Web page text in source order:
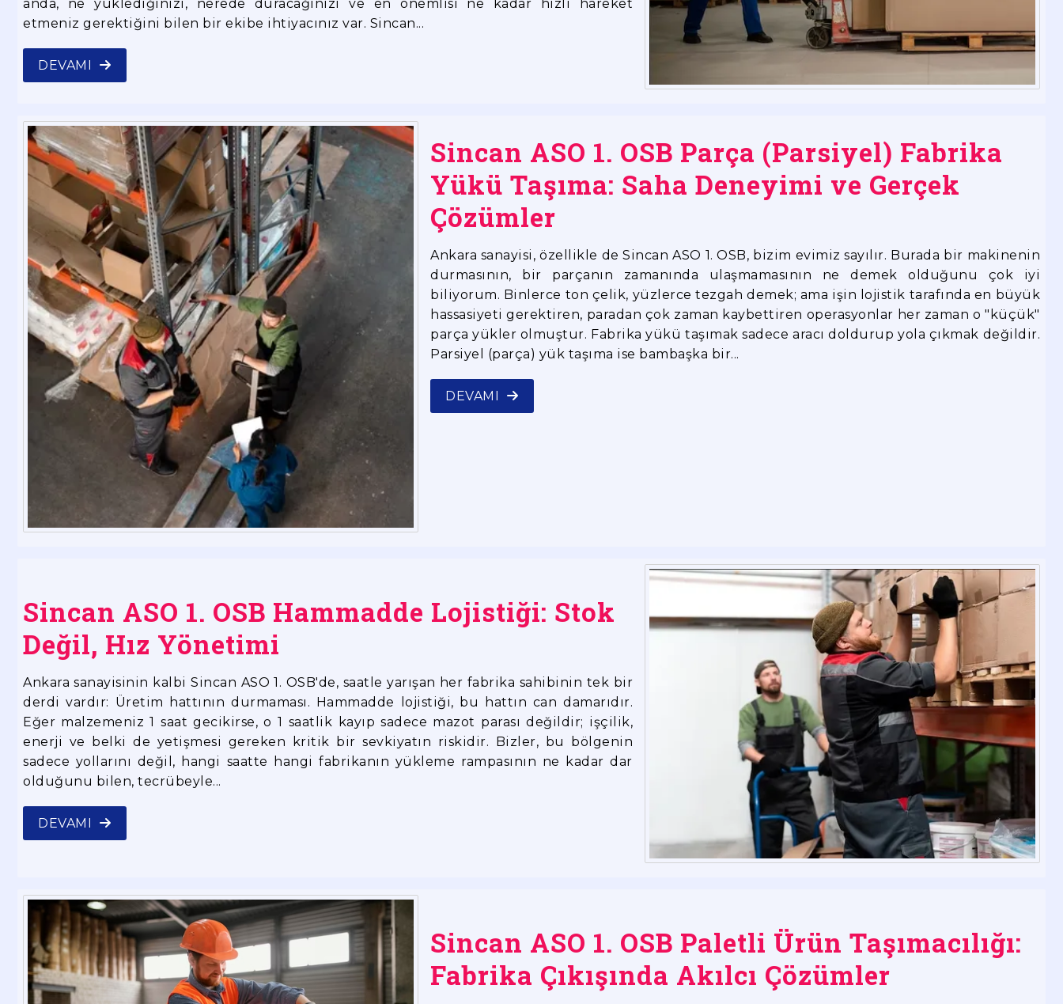
anda, ne yüklediğinizi, nerede duracağınızı ve en önemlisi ne kadar hızlı hareket
etmeniz gerektiğini bilen bir ekibe ihtiyacınız var. Sincan...
DEVAMI
Sincan ASO 1. OSB Parça (Parsiyel) Fabrika
Yükü Taşıma: Saha Deneyimi ve Gerçek
Çözümler
Ankara sanayisi, özellikle de Sincan ASO 1. OSB, bizim evimiz sayılır. Burada bir makinenin
durmasının, bir parçanın zamanında ulaşmamasının ne demek olduğunu çok iyi
biliyorum. Binlerce ton çelik, yüzlerce tezgah demek; ama işin lojistik tarafında en büyük
hassasiyeti gerektiren, paradan çok zaman kaybettiren operasyonlar her zaman o "küçük"
parça yükler olmuştur. Fabrika yükü taşımak sadece aracı doldurup yola çıkmak değildir.
Parsiyel (parça) yük taşıma ise bambaşka bir...
DEVAMI
Sincan ASO 1. OSB Hammadde Lojistiği: Stok
Değil, Hız Yönetimi
Ankara sanayisinin kalbi Sincan ASO 1. OSB'de, saatle yarışan her fabrika sahibinin tek bir
derdi vardır: Üretim hattının durmaması. Hammadde lojistiği, bu hattın can damarıdır.
Eğer malzemeniz 1 saat gecikirse, o 1 saatlik kayıp sadece mazot parası değildir; işçilik,
enerji ve belki de yetişmesi gereken kritik bir sevkiyatın riskidir. Bizler, bu bölgenin
sadece yollarını değil, hangi saatte hangi fabrikanın yükleme rampasının ne kadar dar
olduğunu bilen, tecrübeyle...
DEVAMI
Sincan ASO 1. OSB Paletli Ürün Taşımacılığı:
Fabrika Çıkışında Akılcı Çözümler